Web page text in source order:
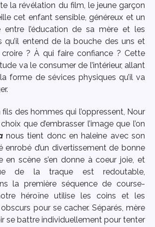
la révélation du film, le jeune garçon
cet enfant sensible, généreux et un
entre l’éducation de sa mère et les
qu’il entend de la bouche des uns et
croire ? À qui faire confiance ? Cette
va le consumer de l’intérieur, allant
la forme de sévices physiques qu’il va
des hommes qui l’oppressent, Nour
choix que d’embrasser l’image que l’on
nous tient donc en haleine avec son
enrobé d’un divertissement de bonne
en scène s’en donne à coeur joie, et
de la traque est redoutable,
la première séquence de course-
héroïne utilise les coins et les
pour se cacher. Séparés, mère
se battre individuellement pour tenter